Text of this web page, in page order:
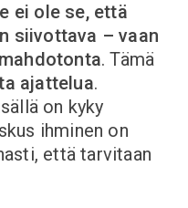
ei ole se, että
siivottava – vaan
. Tämä
ajattelua.
on kyky
ihminen on
että tarvitaan